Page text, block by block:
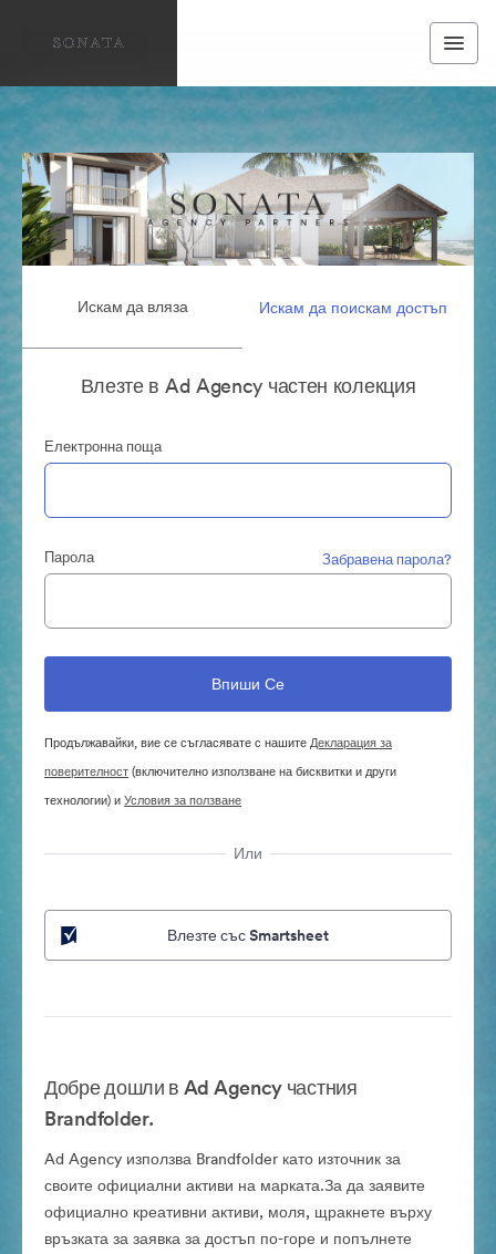
Искам да вляза Искам да поискам достъп
Влезте в Ad Agency частен колекция
Електронна поща
Парола Забравена парола?
Продължавайки, вие се съгласявате с нашитеДекларация за
поверителност(включително използване на бисквитки и други
технологии) иУсловия за ползване
Или
Влезте със Smartsheet
Добре дошли в Ad Agency частния
Brandfolder.
Ad Agency използва Brandfolder като източник за
своите официални активи на марката.За да заявите
официално креативни активи, моля, щракнете върху
връзката за заявка за достъп по-горе и попълнете